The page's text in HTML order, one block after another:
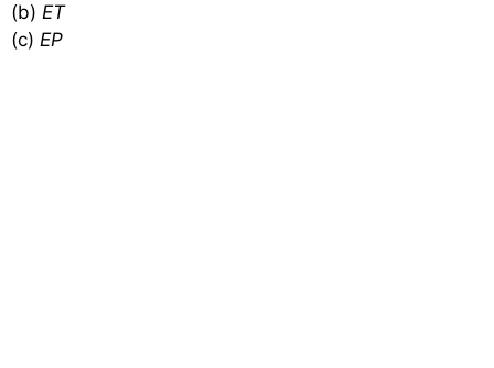
(b) ET
(c) EP